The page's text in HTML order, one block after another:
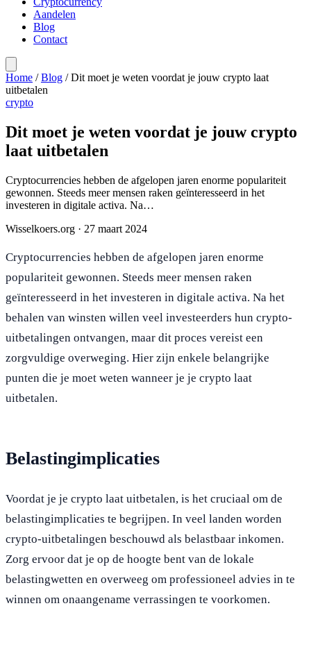
Aandelen
Blog
Contact
Home / Blog / Dit moet je weten voordat je jouw crypto laat
uitbetalen
crypto
Dit moet je weten voordat je jouw crypto
laat uitbetalen
Cryptocurrencies hebben de afgelopen jaren enorme populariteit
gewonnen. Steeds meer mensen raken geïnteresseerd in het
investeren in digitale activa. Na…
Wisselkoers.org · 27 maart 2024
Cryptocurrencies hebben de afgelopen jaren enorme
populariteit gewonnen. Steeds meer mensen raken
geïnteresseerd in het investeren in digitale activa. Na het
behalen van winsten willen veel investeerders hun crypto-
uitbetalingen ontvangen, maar dit proces vereist een
zorgvuldige overweging. Hier zijn enkele belangrijke
punten die je moet weten wanneer je je crypto laat
uitbetalen.
Belastingimplicaties
Voordat je je crypto laat uitbetalen, is het cruciaal om de
belastingimplicaties te begrijpen. In veel landen worden
crypto-uitbetalingen beschouwd als belastbaar inkomen.
Zorg ervoor dat je op de hoogte bent van de lokale
belastingwetten en overweeg om professioneel advies in te
winnen om onaangename verrassingen te voorkomen.